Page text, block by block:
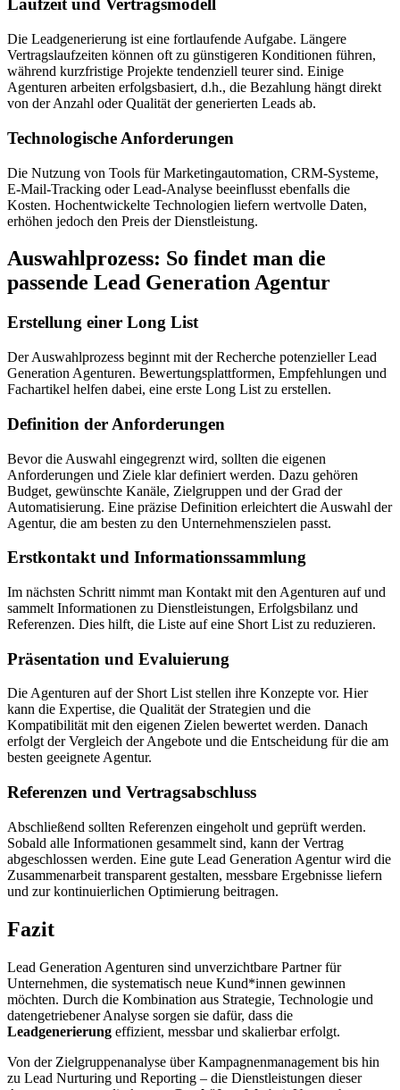
Laufzeit und Vertragsmodell
Die Leadgenerierung ist eine fortlaufende Aufgabe. Längere
Vertragslaufzeiten können oft zu günstigeren Konditionen führen,
während kurzfristige Projekte tendenziell teurer sind. Einige
Agenturen arbeiten erfolgsbasiert, d.h., die Bezahlung hängt direkt
von der Anzahl oder Qualität der generierten Leads ab.
Technologische Anforderungen
Die Nutzung von Tools für Marketingautomation, CRM-Systeme,
E-Mail-Tracking oder Lead-Analyse beeinflusst ebenfalls die
Kosten. Hochentwickelte Technologien liefern wertvolle Daten,
erhöhen jedoch den Preis der Dienstleistung.
Auswahlprozess: So findet man die
passende Lead Generation Agentur
Erstellung einer Long List
Der Auswahlprozess beginnt mit der Recherche potenzieller Lead
Generation Agenturen. Bewertungsplattformen, Empfehlungen und
Fachartikel helfen dabei, eine erste Long List zu erstellen.
Definition der Anforderungen
Bevor die Auswahl eingegrenzt wird, sollten die eigenen
Anforderungen und Ziele klar definiert werden. Dazu gehören
Budget, gewünschte Kanäle, Zielgruppen und der Grad der
Automatisierung. Eine präzise Definition erleichtert die Auswahl der
Agentur, die am besten zu den Unternehmenszielen passt.
Erstkontakt und Informationssammlung
Im nächsten Schritt nimmt man Kontakt mit den Agenturen auf und
sammelt Informationen zu Dienstleistungen, Erfolgsbilanz und
Referenzen. Dies hilft, die Liste auf eine Short List zu reduzieren.
Präsentation und Evaluierung
Die Agenturen auf der Short List stellen ihre Konzepte vor. Hier
kann die Expertise, die Qualität der Strategien und die
Kompatibilität mit den eigenen Zielen bewertet werden. Danach
erfolgt der Vergleich der Angebote und die Entscheidung für die am
besten geeignete Agentur.
Referenzen und Vertragsabschluss
Abschließend sollten Referenzen eingeholt und geprüft werden.
Sobald alle Informationen gesammelt sind, kann der Vertrag
abgeschlossen werden. Eine gute Lead Generation Agentur wird die
Zusammenarbeit transparent gestalten, messbare Ergebnisse liefern
und zur kontinuierlichen Optimierung beitragen.
Fazit
Lead Generation Agenturen sind unverzichtbare Partner für
Unternehmen, die systematisch neue Kund*innen gewinnen
möchten. Durch die Kombination aus Strategie, Technologie und
datengetriebener Analyse sorgen sie dafür, dass die
Leadgenerierung effizient, messbar und skalierbar erfolgt.
Von der Zielgruppenanalyse über Kampagnenmanagement bis hin
zu Lead Nurturing und Reporting – die Dienstleistungen dieser